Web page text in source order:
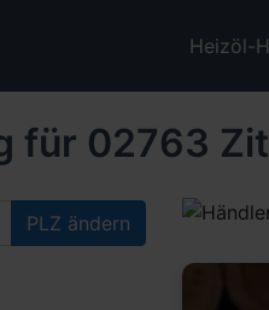
Heizöl-
für 02763
PLZ ändern